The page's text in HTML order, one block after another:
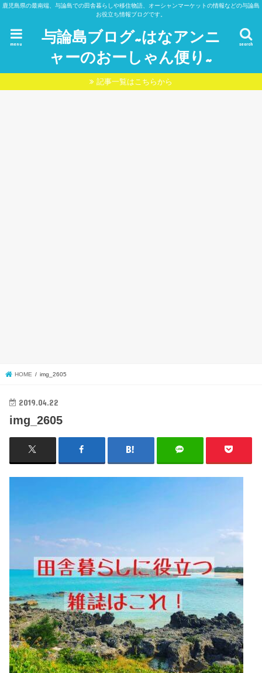
鹿児島県の最南端、与論島での田舎暮らしや移住物語、オーシャンマーケットの情報などの与論島
お役立ち情報ブログです。
与論島ブログ~はなアンニ
ャーのおーしゃん便り~
search
menu
記事一覧はこちらから
HOME img_2605
2019.04.22
img_2605